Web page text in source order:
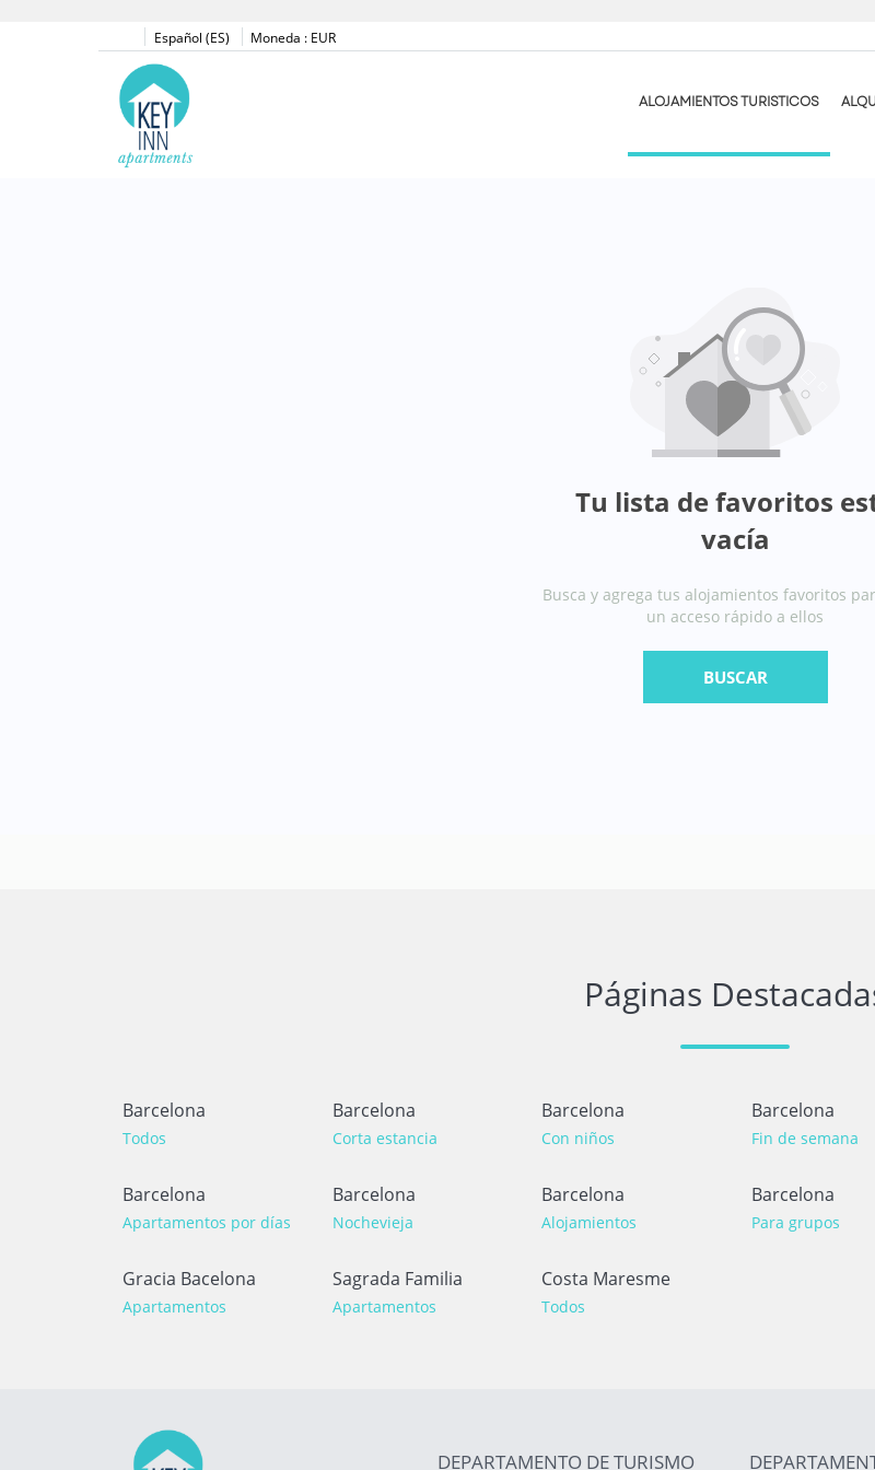
Español (ES) Moneda : EUR
ALOJAMIENTOS TURISTICOS
Tu lista de favoritos
vacía
Busca y agrega tus alojamientos favoritos
un acceso rápido a ellos
BUSCAR
Páginas
Barcelona
Todos
Barcelona
Corta estancia
Barcelona
Con niños
Barcelona
Fin de semana
Barcelona
Apartamentos por días
Barcelona
Nochevieja
Barcelona
Alojamientos
Barcelona
Para grupos
Gracia Bacelona
Apartamentos
Sagrada Familia
Apartamentos
Costa Maresme
Todos
DEPARTAMENTO DE TURISMO